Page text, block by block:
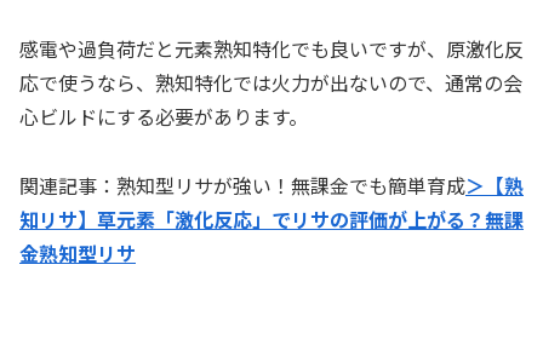
感電や過負荷だと元素熟知特化でも良いですが、原激化反
応で使うなら、熟知特化では火力が出ないので、通常の会
心ビルドにする必要があります。
関連記事：熟知型リサが強い！無課金でも簡単育成＞【熟
知リサ】草元素「激化反応」でリサの評価が上がる？無課
金熟知型リサ